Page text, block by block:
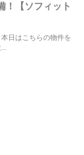
！【ソフィット
日はこちらの物件を